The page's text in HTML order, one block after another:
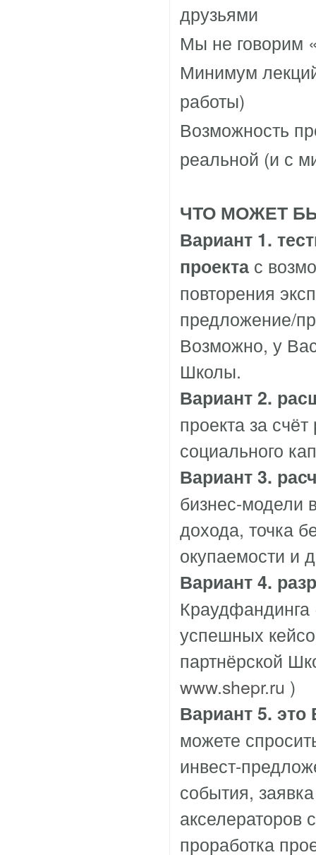
друзьями
Мы не говорим
Минимум
работы)
Возможность
реальной (и с
ЧТО МОЖЕТ
Вариант 1.
проекта с
повторения
предложение/
Возможно, у
Школы.
Вариант 2.
проекта за
социального
Вариант 3.
бизнес-модели
дохода, точка
окупаемости и
Вариант 4.
успешных
партнёрской
www.shepr.ru )
Вариант 5.
можете
инвест-
события,
акселераторов
проработка